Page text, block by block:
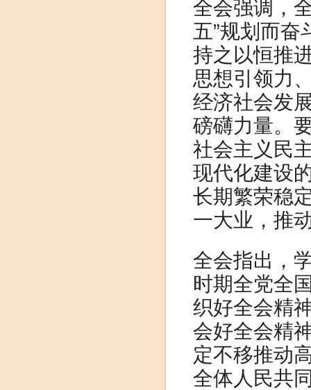
全会强调，
五”规划而奋
持之以恒推
思想引领力
经济社会发
磅礴力量。
社会主义民
现代化建设
长期繁荣稳
一大业，推
全会指出，
时期全党全
织好全会精
会好全会精
定不移推动
全体人民共